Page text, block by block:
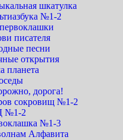
шкатулка
№1-2
писателя
песни
открытия
планета
дорога!
сокровищ №1-2
№1-2
№1-3
Алфавита